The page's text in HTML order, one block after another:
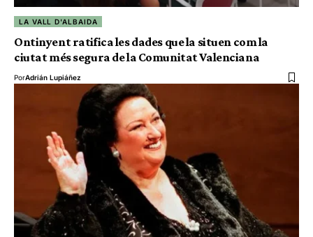
LA VALL D'ALBAIDA
Ontinyent ratifica les dades que la situen com la
ciutat més segura de la Comunitat Valenciana
PorAdrián Lupiáñez